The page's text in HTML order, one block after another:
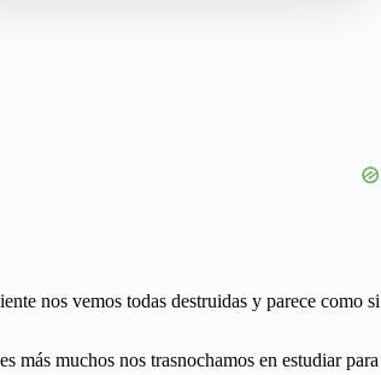
nos vemos todas destruidas y parece como si
más muchos nos trasnochamos en estudiar para